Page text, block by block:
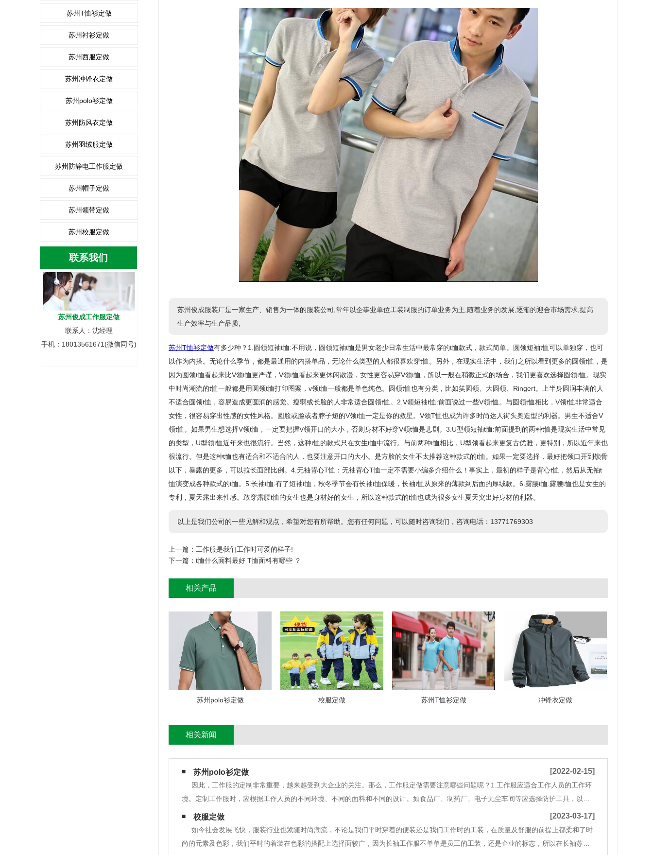
苏州T恤衫定做
苏州衬衫定做
苏州西服定做
苏州冲锋衣定做
苏州polo衫定做
苏州防风衣定做
苏州羽绒服定做
苏州防静电工作服定做
苏州帽子定做
苏州领带定做
苏州校服定做
联系我们
苏州俊成工作服定做
联系人：沈经理
手机：18013561671(微信同号)
苏州俊成服装厂是一家生产、销售为一体的服装公司,常年以企事业单位工装制服的订单业务为主,随着业务的发展,逐渐的迎合市场需求,提高
生产效率与生产品质,
苏州T恤衫定做有多少种？1.圆领短袖t恤:不用说，圆领短袖t恤是男女老少日常生活中最常穿的t恤款式，款式简单。圆领短袖t恤可以单独穿，也可
以作为内搭。无论什么季节，都是最通用的内搭单品，无论什么类型的人都很喜欢穿t恤。另外，在现实生活中，我们之所以看到更多的圆领t恤，是
因为圆领t恤看起来比V领t恤更严谨，V领t恤看起来更休闲散漫，女性更容易穿V领t恤，所以一般在稍微正式的场合，我们更喜欢选择圆领t恤。现实
中时尚潮流的t恤一般都是用圆领t恤打印图案，v领t恤一般都是单色纯色。圆领t恤也有分类，比如笑圆领、大圆领、Ringert。上半身圆润丰满的人
不适合圆领t恤，容易造成更圆润的感觉。瘦弱或长脸的人非常适合圆领t恤。2.V领短袖t恤:前面说过一些V领t恤。与圆领t恤相比，V领t恤非常适合
女性，很容易穿出性感的女性风格。圆脸或脸或者脖子短的V领t恤一定是你的救星。V领T恤也成为许多时尚达人街头奥造型的利器。男生不适合V
领t恤。如果男生想选择V领t恤，一定要把握V领开口的大小，否则身材不好穿V领t恤是悲剧。3.U型领短袖t恤:前面提到的两种t恤是现实生活中常见
的类型，U型领t恤近年来也很流行。当然，这种t恤的款式只在女生t恤中流行。与前两种t恤相比，U型领看起来更复古优雅，更特别，所以近年来也
很流行。但是这种t恤也有适合和不适合的人，也要注意开口的大小。是方脸的女生不太推荐这种款式的t恤。如果一定要选择，最好把领口开到锁骨
以下，暴露的更多，可以拉长面部比例。4.无袖背心T恤：无袖背心T恤一定不需要小编多介绍什么！事实上，最初的样子是背心t恤，然后从无袖t
恤演变成各种款式的t恤。5.长袖t恤:有了短袖t恤，秋冬季节会有长袖t恤保暖，长袖t恤从原来的薄款到后面的厚绒款。6.露腰t恤:露腰t恤也是女生的
专利，夏天露出来性感。敢穿露腰t恤的女生也是身材好的女生，所以这种款式的t恤也成为很多女生夏天突出好身材的利器。
以上是我们公司的一些见解和观点，希望对您有所帮助。您有任何问题，可以随时咨询我们，咨询电话：13771769303
上一篇： 工作服是我们工作时可爱的样子!
下一篇： t恤什么面料最好 T恤面料有哪些 ？
相关产品
苏州polo衫定做 校服定做 苏州T恤衫定做 冲锋衣定做
相关新闻
苏州polo衫定做 [2022-02-15]
因此，工作服的定制非常重要，越来越受到大企业的关注。那么，工作服定做需要注意哪些问题呢？1.工作服应适合工作人员的工作环
境。定制工作服时，应根据工作人员的不同环境、不同的面料和不同的设计。如食品厂、制药厂、电子无尘车间等应选择防护工具，以更
好地保护员工的身体。例如：无尘服装、连体无尘服装（二连体无尘服装、三连体无尘服装、四连体无尘服装）、分体无尘服装等工作
服。2.防静电无尘服厂服适用于石油、矿冶、
校服定做 [2023-03-17]
如今社会发展飞快，服装行业也紧随时尚潮流，不论是我们平时穿着的便装还是我们工作时的工装，在质量及舒服的前提上都柔和了时
尚的元素及色彩，我们平时的着装在色彩的搭配上选择面较广，因为长袖工作服不单单是员工的工装，还是企业的标志，所以在长袖苏州